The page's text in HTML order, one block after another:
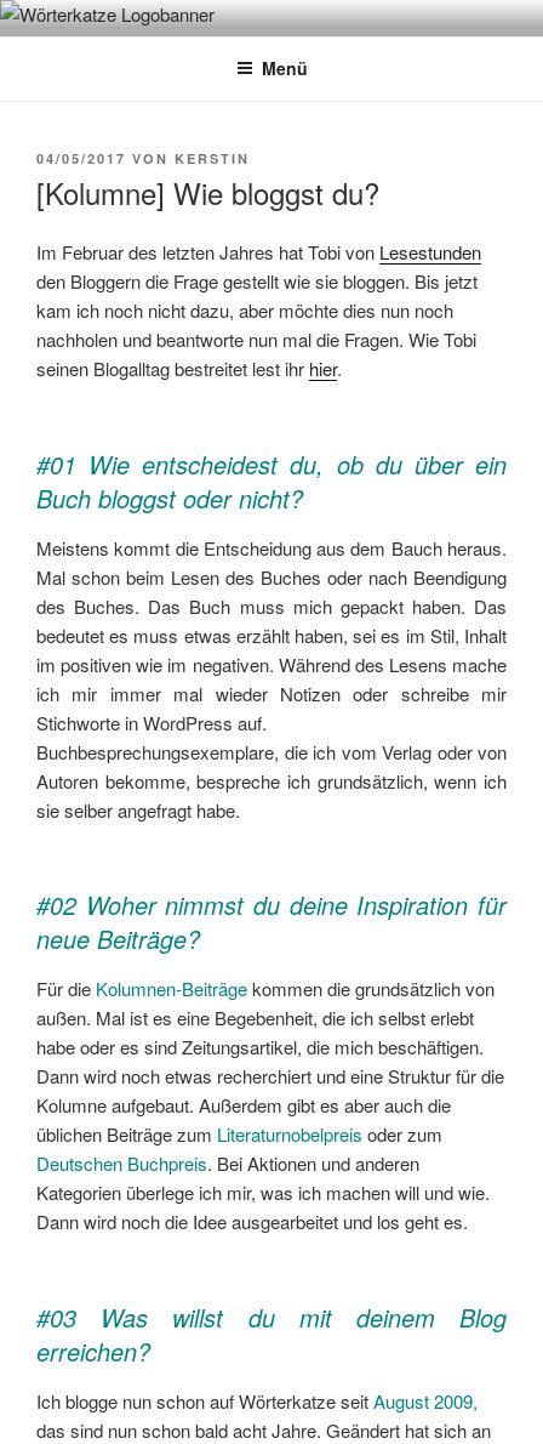
Zum
InhaltWÖRTERKATZE
Von Büchern erzählen
Menü
VERÖFFENTLICHT
04/05/2017 VON KERSTIN
[Kolumne] Wie bloggst du?
Im Februar des letzten Jahres hat Tobi von Lesestunden
den Bloggern die Frage gestellt wie sie bloggen. Bis jetzt
kam ich noch nicht dazu, aber möchte dies nun noch
nachholen und beantworte nun mal die Fragen. Wie Tobi
seinen Blogalltag bestreitet lest ihr hier.
#01 Wie entscheidest du, ob du über ein
Buch bloggst oder nicht?
Meistens kommt die Entscheidung aus dem Bauch heraus.
Mal schon beim Lesen des Buches oder nach Beendigung
des Buches. Das Buch muss mich gepackt haben. Das
bedeutet es muss etwas erzählt haben, sei es im Stil, Inhalt
im positiven wie im negativen. Während des Lesens mache
ich mir immer mal wieder Notizen oder schreibe mir
Stichworte in WordPress auf.
Buchbesprechungsexemplare, die ich vom Verlag oder von
Autoren bekomme, bespreche ich grundsätzlich, wenn ich
sie selber angefragt habe.
#02 Woher nimmst du deine Inspiration für
neue Beiträge?
Für die Kolumnen-Beiträgekommen die grundsätzlich von
außen. Mal ist es eine Begebenheit, die ich selbst erlebt
habe oder es sind Zeitungsartikel, die mich beschäftigen.
Dann wird noch etwas recherchiert und eine Struktur für die
Kolumne aufgebaut. Außerdem gibt es aber auch die
üblichen Beiträge zum Literaturnobelpreis oder zum
Deutschen Buchpreis. Bei Aktionen und anderen
Kategorien überlege ich mir, was ich machen will und wie.
Dann wird noch die Idee ausgearbeitet und los geht es.
#03 Was willst du mit deinem Blog
erreichen?
Ich blogge nun schon auf Wörterkatze seitAugust 2009,
das sind nun schon bald acht Jahre. Geändert hat sich an